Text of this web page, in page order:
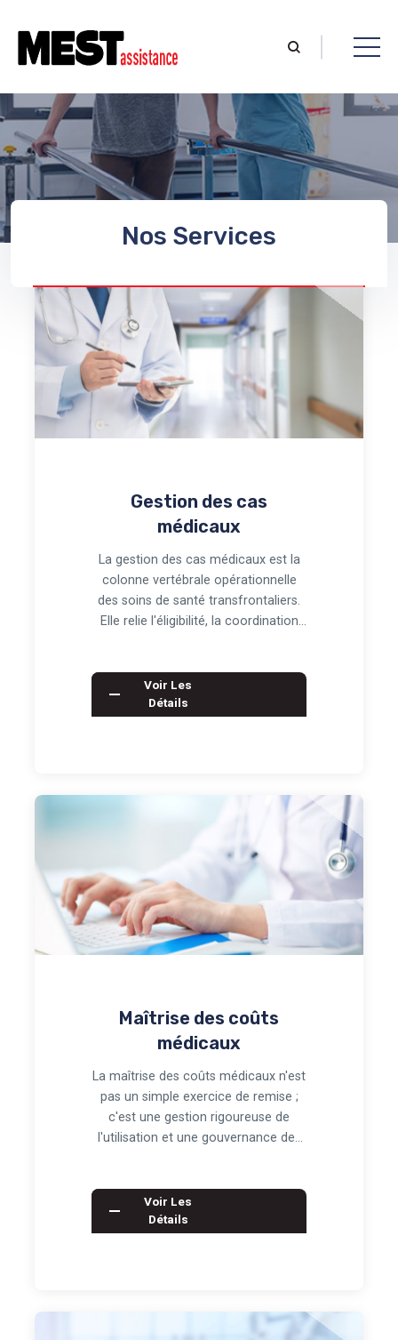
Nos Services
Gestion des cas
médicaux
La gestion des cas médicaux est la
colonne vertébrale opérationnelle
des soins de santé transfrontaliers.
Elle relie l'éligibilité, la coordination
Voir Les
Détails
Maîtrise des coûts
médicaux
La maîtrise des coûts médicaux n'est
pas un simple exercice de remise ;
c'est une gestion rigoureuse de
l'utilisation et une gouvernance des
Voir Les
Détails